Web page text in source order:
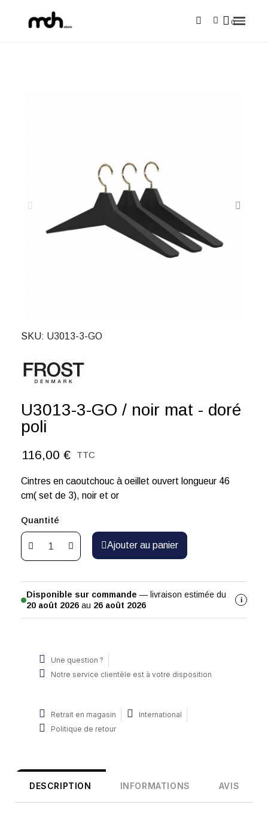
SKU U3013-3-GO
U3013-3-GO / noir mat - doré
poli
116,00 € TTC
Cintres en caoutchouc à oeillet ouvert longueur 46
cm( set de 3), noir et or
Quantité
Ajouter au panier
Disponible sur commande — livraison estimée du
20 août 2026 au 26 août 2026
i
Une question ?
Notre service clientèle est à votre disposition
Retrait en magasin
International
Politique de retour
DESCRIPTION INFORMATIONS AVIS